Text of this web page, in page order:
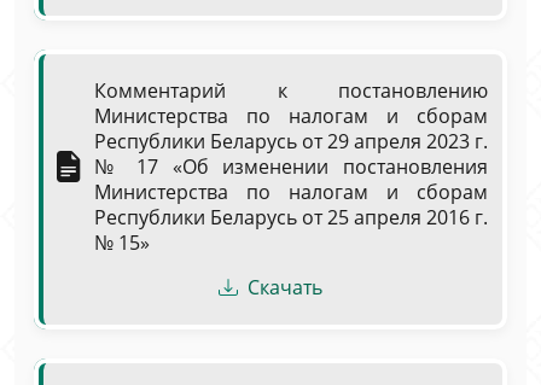
Комментарий к постановлению
Министерства по налогам и сборам
Республики Беларусь от 29 апреля 2023 г.
№ 17 «Об изменении постановления
Министерства по налогам и сборам
Республики Беларусь от 25 апреля 2016 г.
№ 15»
Скачать